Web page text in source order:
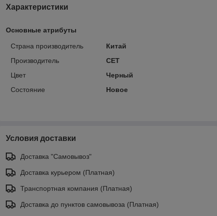
Характеристики
Основные атрибуты
Страна производитель
Китай
Производитель
CET
Цвет
Черный
Состояние
Новое
Условия доставки
Доставка "Самовывоз"
Доставка курьером (Платная)
Транспортная компания (Платная)
Доставка до пунктов самовывоза (Платная)